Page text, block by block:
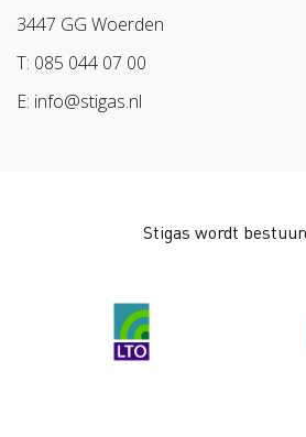
Werken aan morgen
BPL
Arbeidsmarkt
3447 GG Woerden
T: 085 044 07 00
E: info@stigas.nl
Stigas wordt